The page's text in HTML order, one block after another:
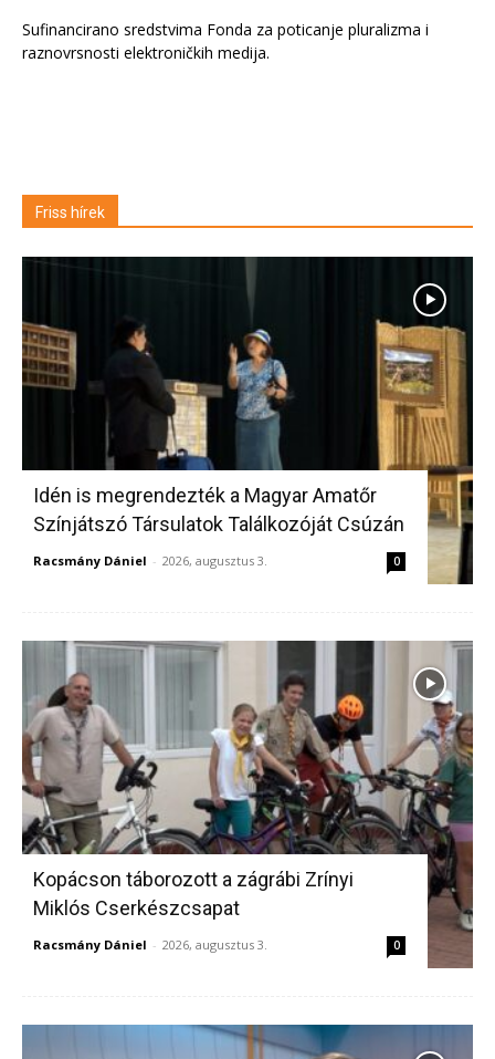
Sufinancirano sredstvima Fonda za poticanje pluralizma i
raznovrsnosti elektroničkih medija.
Friss hírek
Idén is megrendezték a Magyar Amatőr
Színjátszó Társulatok Találkozóját Csúzán
Racsmány Dániel - 2026, augusztus 3. 0
Kopácson táborozott a zágrábi Zrínyi
Miklós Cserkészcsapat
Racsmány Dániel - 2026, augusztus 3. 0